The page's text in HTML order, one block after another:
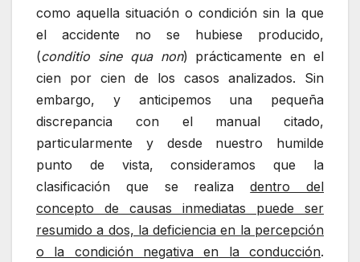
como aquella situación o condición sin la que
el accidente no se hubiese producido,
(conditio sine qua non) prácticamente en el
cien por cien de los casos analizados. Sin
embargo, y anticipemos una pequeña
discrepancia con el manual citado,
particularmente y desde nuestro humilde
punto de vista, consideramos que la
clasificación que se realizadentro del
concepto de causas inmediatas puede ser
resumido a dos, la deficiencia en la percepción
o la condición negativa en la conducción.